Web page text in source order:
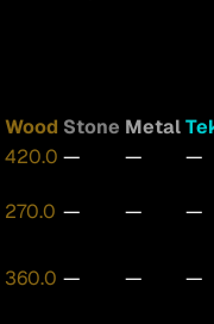
Wood Stone Metal
420.0 — —
—
270.0 — — —
360.0 — — —